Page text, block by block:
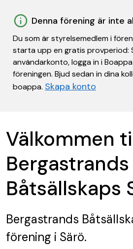
Denna förening är inte
Du som är styrelsemedlem i
starta upp en gratis provperiod:
användarkonto, logga in i
föreningen. Bjud sedan in dina
boappa. Skapa konto
Välkommen
Bergastrands
Båtsällskaps
Bergastrands
förening i Särö.